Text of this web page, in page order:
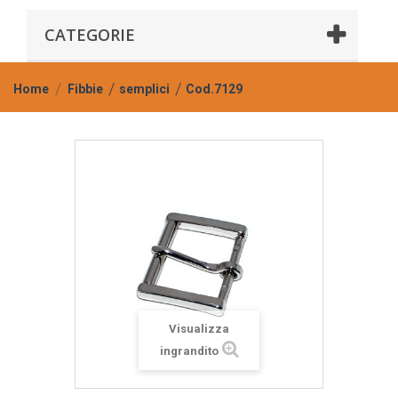
CATEGORIE
Home Fibbie semplici Cod.7129
Visualizza
ingrandito